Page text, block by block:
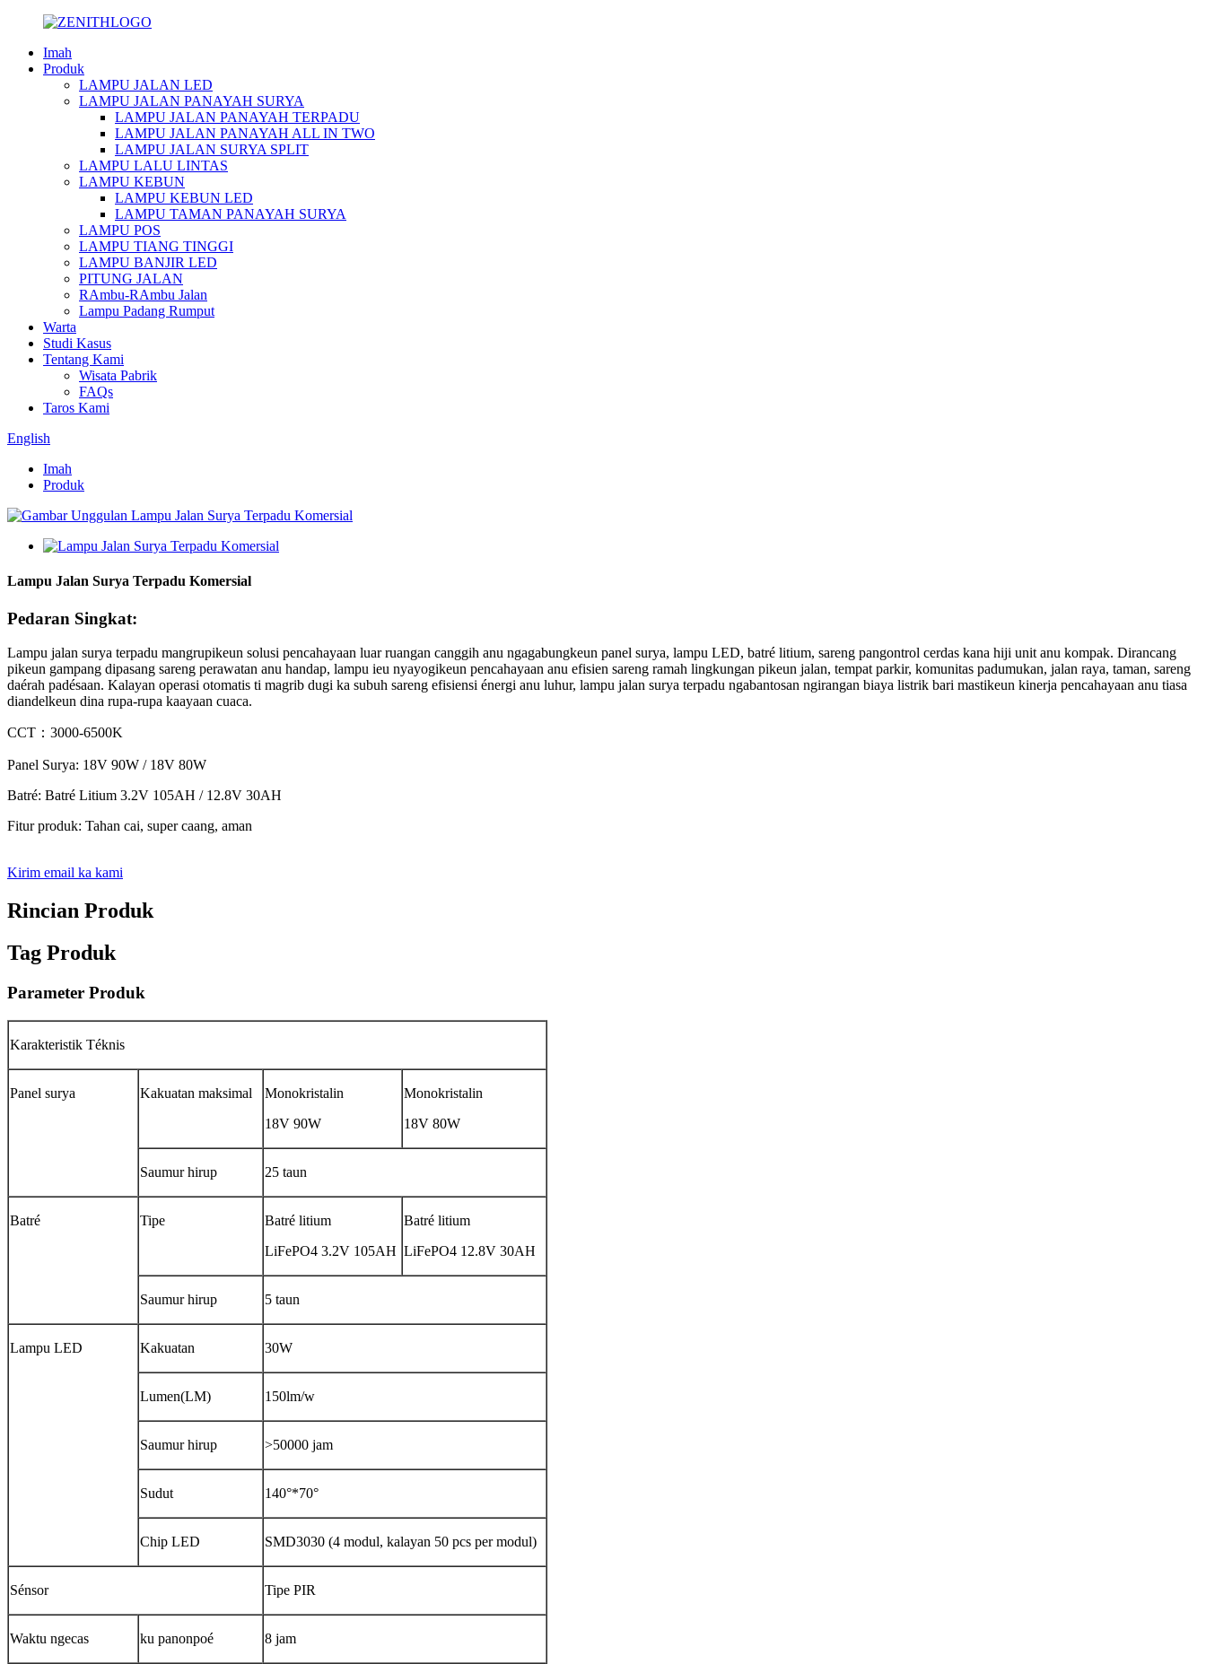
Imah
Produk
LAMPU JALAN LED
LAMPU JALAN PANAYAH SURYA
LAMPU JALAN PANAYAH TERPADU
LAMPU JALAN PANAYAH ALL IN TWO
LAMPU JALAN SURYA SPLIT
LAMPU LALU LINTAS
LAMPU KEBUN
LAMPU KEBUN LED
LAMPU TAMAN PANAYAH SURYA
LAMPU POS
LAMPU TIANG TINGGI
LAMPU BANJIR LED
PITUNG JALAN
RAmbu-RAmbu Jalan
Lampu Padang Rumput
Warta
Studi Kasus
Tentang Kami
Wisata Pabrik
FAQs
Taros Kami
English
Imah
Produk
Lampu Jalan Surya Terpadu Komersial
Pedaran Singkat:
Lampu jalan surya terpadu mangrupikeun solusi pencahayaan luar ruangan canggih anu ngagabungkeun panel surya, lampu LED, batré litium, sareng pangontrol cerdas kana hiji unit anu kompak. Dirancang
pikeun gampang dipasang sareng perawatan anu handap, lampu ieu nyayogikeun pencahayaan anu efisien sareng ramah lingkungan pikeun jalan, tempat parkir, komunitas padumukan, jalan raya, taman, sareng
daérah padésaan. Kalayan operasi otomatis ti magrib dugi ka subuh sareng efisiensi énergi anu luhur, lampu jalan surya terpadu ngabantosan ngirangan biaya listrik bari mastikeun kinerja pencahayaan anu tiasa
diandelkeun dina rupa-rupa kaayaan cuaca.
CCT：3000-6500K
Panel Surya: 18V 90W / 18V 80W
Batré: Batré Litium 3.2V 105AH / 12.8V 30AH
Fitur produk: Tahan cai, super caang, aman
Kirim email ka kami
Rincian Produk
Tag Produk
Parameter Produk
Karakteristik Téknis
Panel surya Kakuatan maksimal
Monokristalin
18V 90W
Monokristalin
18V 80W
Saumur hirup 25 taun
Batré Tipe
Batré litium
LiFePO4 3.2V 105AH
Batré litium
LiFePO4 12.8V 30AH
Saumur hirup 5 taun
Lampu LED Kakuatan 30W
Lumen(LM) 150lm/w
Saumur hirup >50000 jam
Sudut 140°*70°
Chip LED SMD3030 (4 modul, kalayan 50 pcs per modul)
Sénsor Tipe PIR
Waktu ngecas ku panonpoé 8 jam